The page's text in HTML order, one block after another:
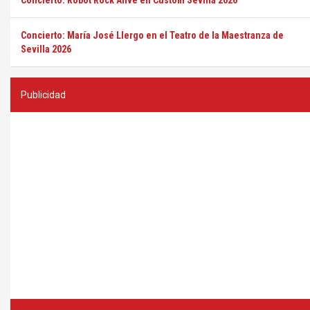
Concierto: María José Llergo en el Teatro de la Maestranza de
Sevilla 2026
Publicidad